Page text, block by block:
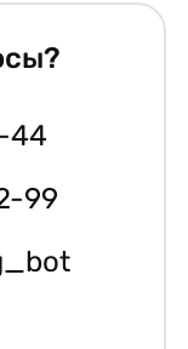
44
99